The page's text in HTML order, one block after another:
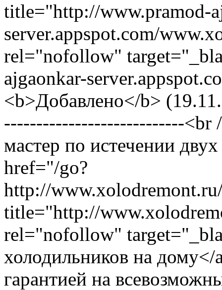
title="http://www.pramod-
server.appspot.com/
rel="nofollow"
ajgaonkar-
<b>Добавлено</b>
----------------------------<br
мастер по истечении
href="/go?
http://
title="http://
rel="nofollow"
холодильников на дому</
гарантией на